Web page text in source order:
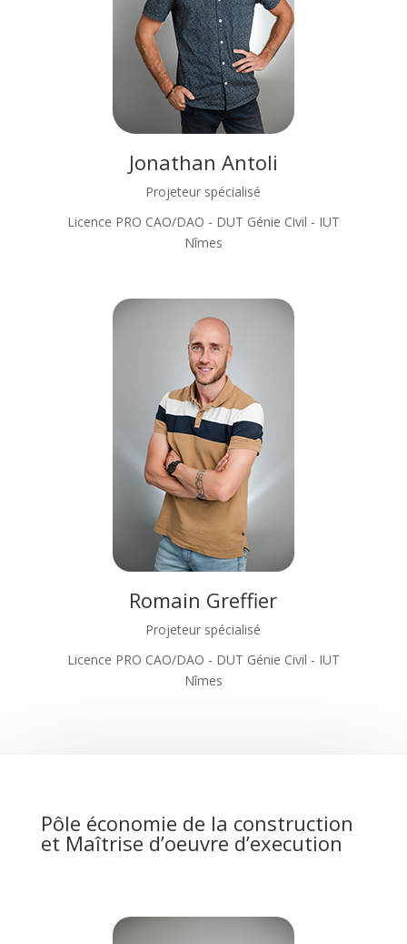
Jonathan Antoli
Projeteur spécialisé
Licence PRO CAO/DAO - DUT Génie Civil - IUT
Nîmes
Romain Greffier
Projeteur spécialisé
Licence PRO CAO/DAO - DUT Génie Civil - IUT
Nîmes
Pôle économie de la construction
et Maîtrise d’oeuvre d’execution